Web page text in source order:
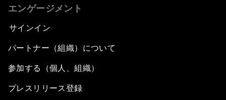
エンゲージメント
サインイン
パートナー（組織）について
参加する（個人、組織）
プレスリリース登録